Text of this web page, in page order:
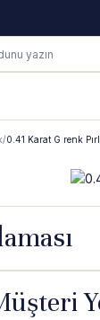
0.41 Karat G renk